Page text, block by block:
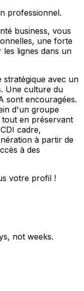
professionnel.
business, vous
une forte
lignes dans un
stratégique avec un
Une culture du
sont encouragées.
d'un groupe
tout en préservant
cadre,
à partir de
à des
votre profil !
not weeks.